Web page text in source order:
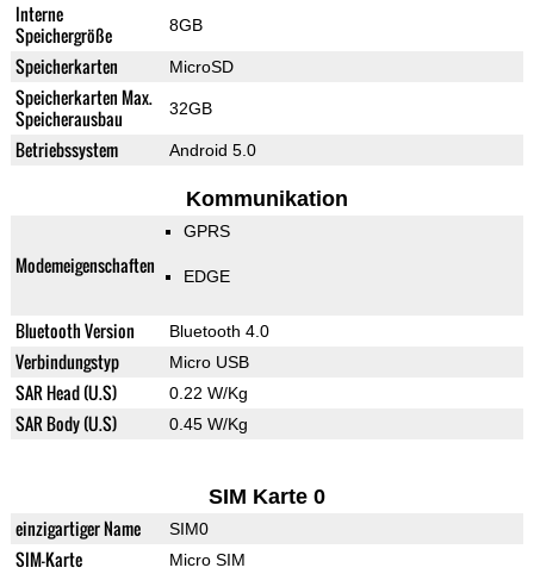
Interne
Speichergröße
8GB
Speicherkarten MicroSD
Speicherkarten Max.
Speicherausbau
32GB
Betriebssystem Android 5.0
Kommunikation
Modemeigenschaften
GPRS
EDGE
Bluetooth Version Bluetooth 4.0
Verbindungstyp Micro USB
SAR Head (U.S) 0.22 W/Kg
SAR Body (U.S) 0.45 W/Kg
SIM Karte 0
einzigartiger Name SIM0
SIM-Karte Micro SIM